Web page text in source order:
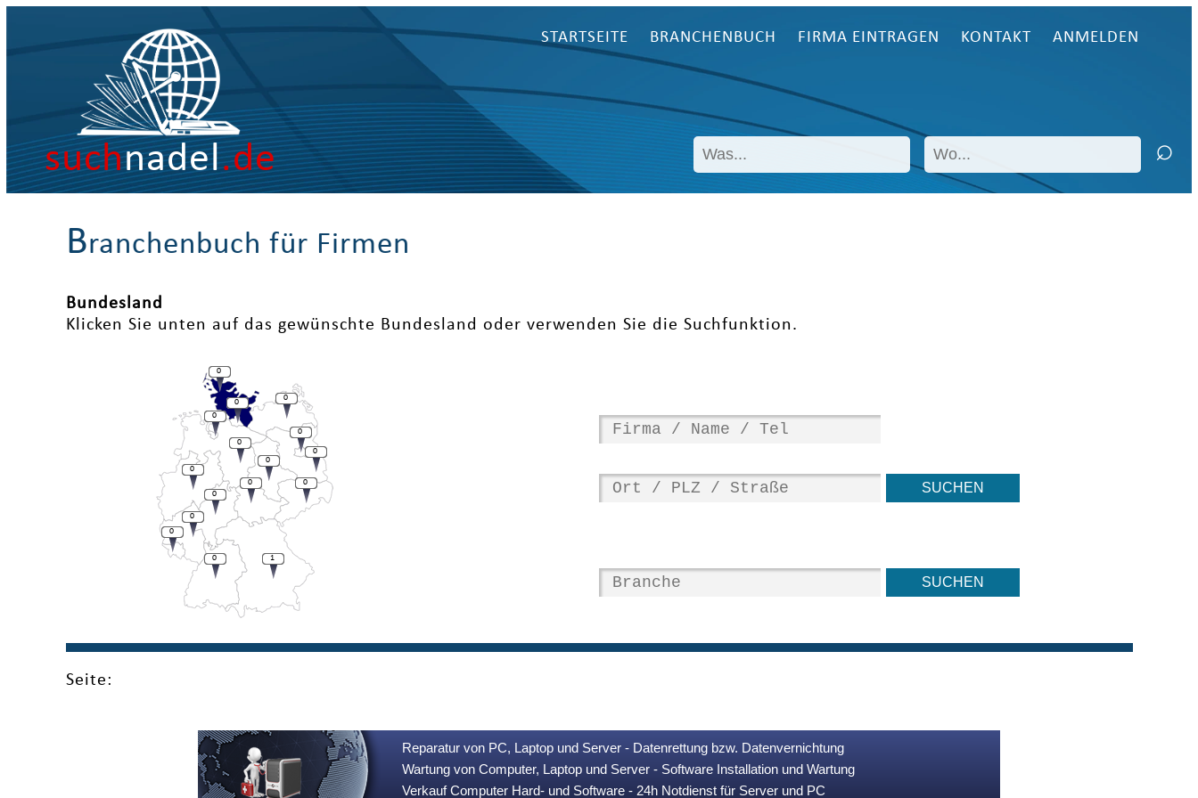
suchnadel.de
STARTSEITE BRANCHENBUCH FIRMA EINTRAGEN KONTAKT ANMELDEN
Branchenbuch für Firmen
Bundesland
Klicken Sie unten auf das gewünschte Bundesland oder verwenden Sie die Suchfunktion.
0
0
0
0
0
0
0
0
0
0
0
0
0
0
0
1
Seite:
Reparatur von PC, Laptop und Server - Datenrettung bzw. Datenvernichtung
Wartung von Computer, Laptop und Server - Software Installation und Wartung
Verkauf Computer Hard- und Software - 24h Notdienst für Server und PC